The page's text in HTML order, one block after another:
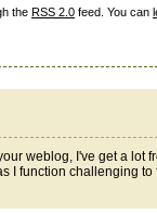
the RSS 2.0 feed. You can
weblog, I've get a lot
I function challenging